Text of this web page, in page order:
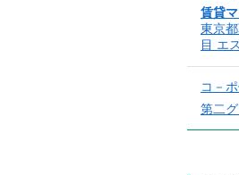
賃貸
東京
目 エ
コ－
第二